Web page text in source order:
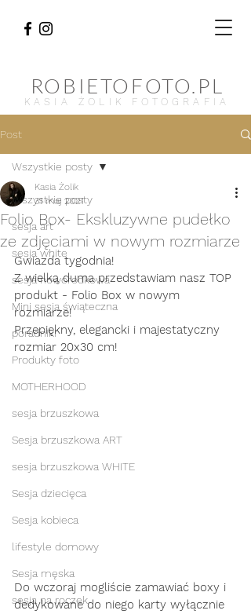
ROBIETOFOTO.PL
KASIA ŻOLIK FOTOGRAFIA
Post
Wszystkie posty
sesja art
sesja white
sesja noworodkowa
Mini sesja świąteczna
poradniki
Produkty foto
MOTHERHOOD
sesja brzuszkowa
Sesja brzuszkowa ART
sesja brzuszkowa WHITE
Sesja dziecięca
Sesja kobieca
lifestyle domowy
Sesja męska
sesja na roczek
Wszystkie posty
Folio Box- Ekskluzywne pudełko
ze zdjęciami w nowym rozmiarze
Kasia Żolik
31 maj 2021
Gwiazda tygodnia!
Z wielką duma przedstawiam nasz TOP
produkt - Folio Box w nowym
rozmiarze!
Przepiękny, elegancki i majestatyczny
rozmiar 20x30 cm!
Do wczoraj mogliście zamawiać boxy i
dedykowane do niego karty wyłącznie